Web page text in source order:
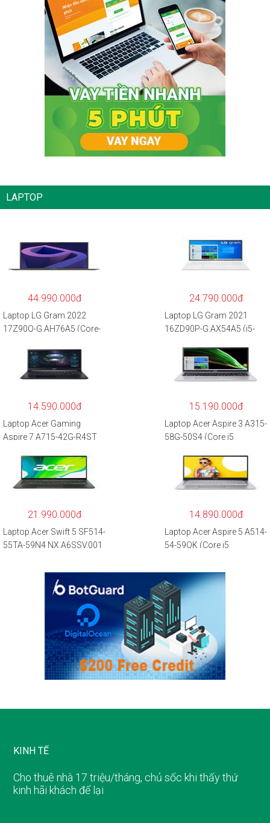
LAPTOP
44.990.000đ
Laptop LG Gram 2022
17Z90Q-G.AH76A5 (Core-
1260P/16GB/512GB/17″
WQXGA/Win 11/Xám)
24.790.000đ
Laptop LG Gram 2021
16ZD90P-G.AX54A5 (i5-
SSD/16″WQXGA/Dos/Trắ
14.590.000đ
Laptop Acer Gaming
Aspire 7 A715-42G-R4ST
5500U/8GB RAM/256GB
SSD/15.6″FHD
IPS/GTX1650 4GB/Win10)
15.190.000đ
Laptop Acer Aspire 3 A315-
58G-50S4 (Core i5
RAM/512GB/15.6″FHD/M
X350 2GB/Win 10/Bạc)
21.990.000đ
Laptop Acer Swift 5 SF514-
55TA-59N4 NX.A6SSV.001
SSD/14″FHD_Touch/Win1
0/Xanh) – Hàng chính
14.890.000đ
Laptop Acer Aspire 5 A514-
54-59QK (Core i5
RAM/512GB/14″FHD/Win
11/Vàng)
KINH TẾ
Cho thuê nhà 17 triệu/tháng, chủ sốc khi thấy thứ
kinh hãi khách để lại